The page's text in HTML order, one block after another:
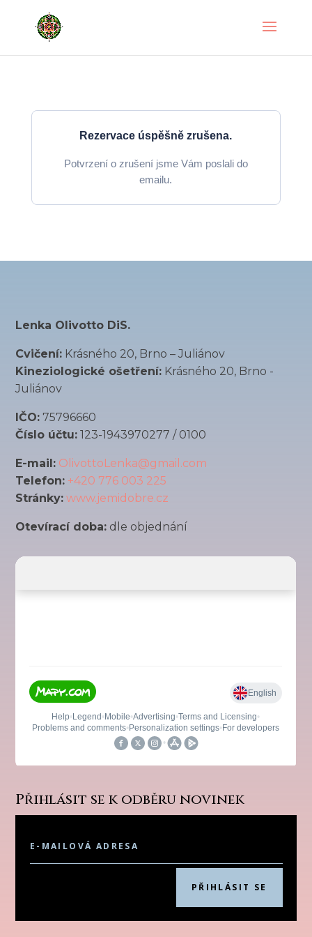
Rezervace úspěšně zrušena.
Potvrzení o zrušení jsme Vám poslali do
emailu.
Lenka Olivotto DiS.
Cvičení: Krásného 20, Brno – Juliánov
Kineziologické ošetření: Krásného 20, Brno -
Juliánov
IČO: 75796660
Číslo účtu: 123-1943970277 / 0100
E-mail: OlivottoLenka@gmail.com
Telefon: +420 776 003 225
Stránky: www.jemidobre.cz
Otevírací doba: dle objednání
Přihlásit se k odběru novinek
PŘIHLÁSIT SE